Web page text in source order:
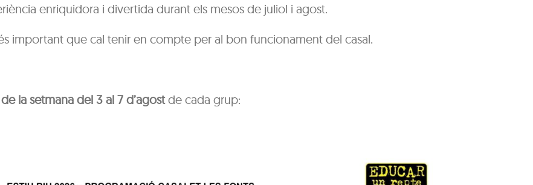
enriquidora i divertida durant els mesos de juliol i agost.
important que cal tenir en compte per al bon funcionament del casal.
la setmana del 3 al 7 d’agostde cada grup: